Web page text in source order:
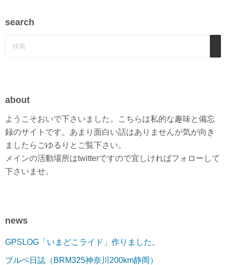
search
about
ようこそおいで下さいました。こちらは私的な趣味と備忘
録のサイトです。あまり面白い話はありませんが気が向き
ましたらごゆるりとご覧下さい。
メインの活動場所はtwitterですので宜しければフォローして
下さいませ。
news
GPSLOG「いまどこライド」作りました。
ブルベ日誌（BRM325神奈川200km静岡）